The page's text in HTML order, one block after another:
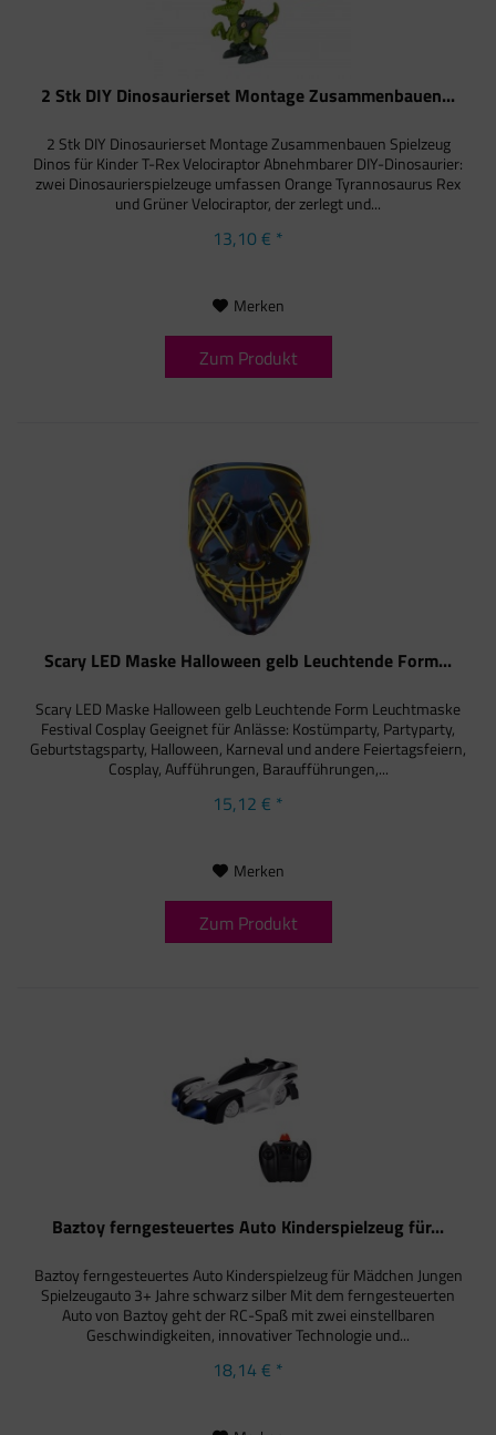
2 Stk DIY Dinosaurierset Montage Zusammenbauen...
2 Stk DIY Dinosaurierset Montage Zusammenbauen Spielzeug
Dinos für Kinder T-Rex Velociraptor Abnehmbarer DIY-Dinosaurier:
zwei Dinosaurierspielzeuge umfassen Orange Tyrannosaurus Rex
und Grüner Velociraptor, der zerlegt und...
13,10 € *
Merken
Zum Produkt
Scary LED Maske Halloween gelb Leuchtende Form...
Scary LED Maske Halloween gelb Leuchtende Form Leuchtmaske
Festival Cosplay Geeignet für Anlässe: Kostümparty, Partyparty,
Geburtstagsparty, Halloween, Karneval und andere Feiertagsfeiern,
Cosplay, Aufführungen, Baraufführungen,...
15,12 € *
Merken
Zum Produkt
Baztoy ferngesteuertes Auto Kinderspielzeug für...
Baztoy ferngesteuertes Auto Kinderspielzeug für Mädchen Jungen
Spielzeugauto 3+ Jahre schwarz silber Mit dem ferngesteuerten
Auto von Baztoy geht der RC-Spaß mit zwei einstellbaren
Geschwindigkeiten, innovativer Technologie und...
18,14 € *